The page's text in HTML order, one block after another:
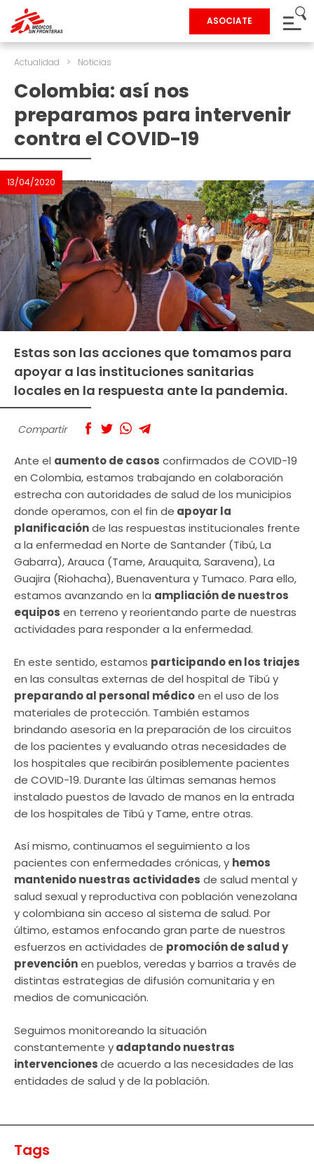
ASOCIATE
Actualidad > Noticias
Colombia: así nos
preparamos para intervenir
contra el COVID-19
13/04/2020
Estas son las acciones que tomamos para
apoyar a las instituciones sanitarias
locales en la respuesta ante la pandemia.
Compartir
Ante el aumento de casos confirmados de COVID-19
en Colombia, estamos trabajando en colaboración
estrecha con autoridades de salud de los municipios
donde operamos, con el fin de apoyar la
planificaciónde las respuestas institucionales frente
a la enfermedad en Norte de Santander (Tibú, La
Gabarra), Arauca (Tame, Arauquita, Saravena), La
Guajira (Riohacha), Buenaventura y Tumaco. Para ello,
estamos avanzando en la ampliación de nuestros
equipos en terreno y reorientando parte de nuestras
actividades para responder a la enfermedad.
En este sentido, estamos participando en los triajes
en las consultas externas de del hospital de Tibú y
preparando al personal médicoen el uso de los
materiales de protección. También estamos
brindando asesoría en la preparación de los circuitos
de los pacientes y evaluando otras necesidades de
los hospitales que recibirán posiblemente pacientes
de COVID-19. Durante las últimas semanas hemos
instalado puestos de lavado de manos en la entrada
de los hospitales de Tibú y Tame, entre otras.
Así mismo, continuamos el seguimiento a los
pacientes con enfermedades crónicas, y hemos
mantenido nuestras actividades de salud mental y
salud sexual y reproductiva con población venezolana
y colombiana sin acceso al sistema de salud. Por
último, estamos enfocando gran parte de nuestros
esfuerzos en actividades de promoción de salud y
prevenciónen pueblos, veredas y barrios a través de
distintas estrategias de difusión comunitaria y en
medios de comunicación.
Seguimos monitoreando la situación
constantemente yadaptando nuestras
intervencionesde acuerdo a las necesidades de las
entidades de salud y de la población.
Tags